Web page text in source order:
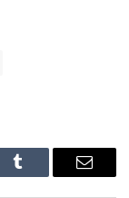
Tumblr Email